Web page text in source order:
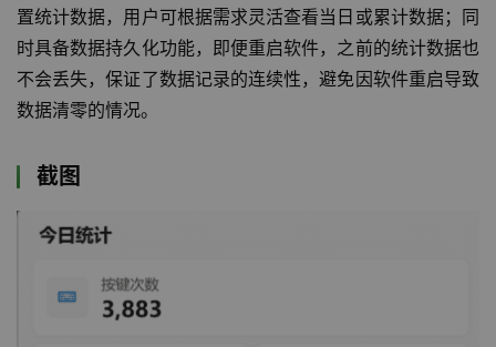
置统计数据，用户可根据需求灵活查看当日或累计数据；同
时具备数据持久化功能，即便重启软件，之前的统计数据也
不会丢失，保证了数据记录的连续性，避免因软件重启导致
数据清零的情况。
截图